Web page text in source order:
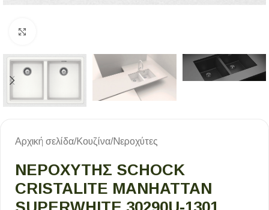
Αρχική σελίδα/Κουζίνα/Νεροχύτες
ΝΕΡΟΧΥΤΗΣ SCHOCK
CRISTALITE MANHATTAN